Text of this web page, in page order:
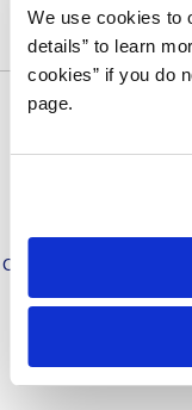
We use cookies to
details” to learn
cookies” if you do
page.
株式
Copyright(C) OHTAKE-
Copyright(C)